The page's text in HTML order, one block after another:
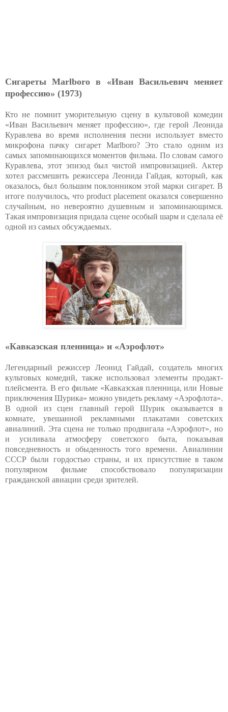
Сигареты Marlboro в «Иван Васильевич меняет
профессию» (1973)
Кто не помнит уморительную сцену в культовой комедии
«Иван Васильевич меняет профессию», где герой Леонида
Куравлева во время исполнения песни использует вместо
микрофона пачку сигарет Marlboro? Это стало одним из
самых запоминающихся моментов фильма. По словам самого
Куравлева, этот эпизод был чистой импровизацией. Актер
хотел рассмешить режиссера Леонида Гайдая, который, как
оказалось, был большим поклонником этой марки сигарет. В
итоге получилось, что product placement оказался совершенно
случайным, но невероятно душевным и запоминающимся.
Такая импровизация придала сцене особый шарм и сделала её
одной из самых обсуждаемых.
«Кавказская пленница» и «Аэрофлот»
Легендарный режиссер Леонид Гайдай, создатель многих
культовых комедий, также использовал элементы продакт-
плейсмента. В его фильме «Кавказская пленница, или Новые
приключения Шурика» можно увидеть рекламу «Аэрофлота».
В одной из сцен главный герой Шурик оказывается в
комнате, увешанной рекламными плакатами советских
авиалиний. Эта сцена не только продвигала «Аэрофлот», но
и усиливала атмосферу советского быта, показывая
повседневность и обыденность того времени. Авиалинии
СССР были гордостью страны, и их присутствие в таком
популярном фильме способствовало популяризации
гражданской авиации среди зрителей.